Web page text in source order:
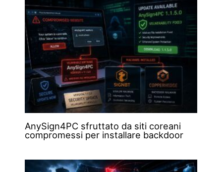
AnySign4PC sfruttato da siti coreani
compromessi per installare backdoor